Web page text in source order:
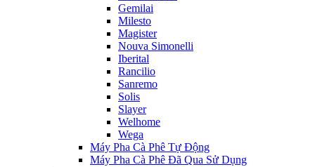
Gemilai
Milesto
Magister
Nouva Simonelli
Iberital
Rancilio
Sanremo
Solis
Slayer
Welhome
Wega
Máy Pha Cà Phê Tự Động
Máy Pha Cà Phê Đã Qua Sử Dụng